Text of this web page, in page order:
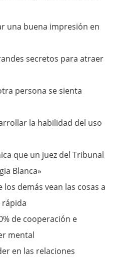
una buena impresión en
secretos para atraer
persona se sienta
la habilidad del uso
que un juez del Tribunal
Blanca»
demás vean las cosas a
de cooperación e
mental
en las relaciones